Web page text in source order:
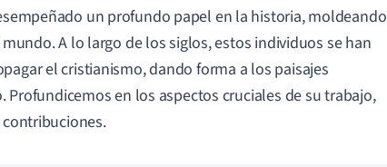
un profundo papel en la historia, moldeando
A lo largo de los siglos, estos individuos se han
el cristianismo, dando forma a los paisajes
Profundicemos en los aspectos cruciales de su trabajo,